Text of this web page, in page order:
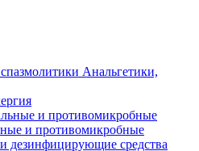
Анальгетики,
и противомикробные